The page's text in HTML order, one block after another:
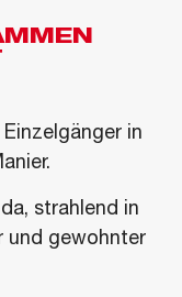
in
strahlend in
und gewohnter